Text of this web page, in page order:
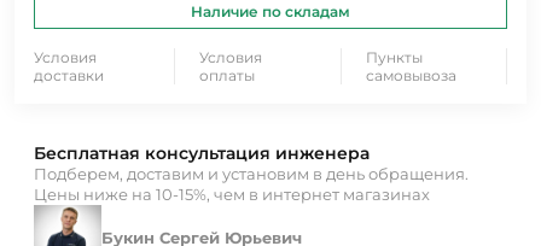
Наличие по складам
Условия
доставки
Условия
оплаты
Пункты
самовывоза
Бесплатная консультация инженера
Подберем, доставим и установим в день обращения.
Цены ниже на 10-15%, чем в интернет магазинах
Букин Сергей Юрьевич